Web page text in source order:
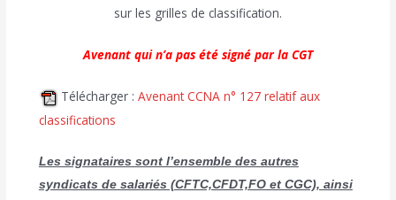
sur les grilles de classification.
Avenant qui n’a pas été signé par la CGT
Télécharger : Avenant CCNA n° 127 relatif aux
classifications
Les signataires sont l’ensemble des autres
syndicats de salariés (CFTC,CFDT,FO et CGC), ainsi